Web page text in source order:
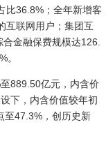
比36.8%；全年新增客
互联网用户；集团互
金融保费规模达126.
。
889.50亿元，内含价
下，内含价值较年初
至47.3%，创历史新